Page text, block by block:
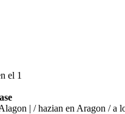
el 1
| / hazian en Aragon / a